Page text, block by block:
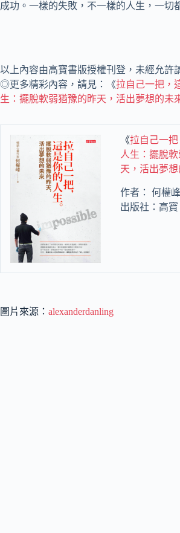
成功。一樣的失敗，不一樣的人生，一切
以上內容由高寶書版授權刊登，未經允許
◎更多精彩內容，請見：《拉自己一把，
生：擺脫軟弱猶豫的昨天，活出夢想的未
《拉自己一
人生：擺脫
天，活出夢
作者： 何權峰
出版社：高寶
圖片來源： alexanderdanling